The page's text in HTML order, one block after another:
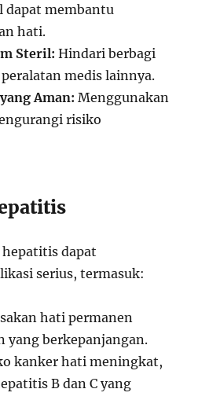
dapat membantu
hati.
Steril: Hindari berbagi
medis lainnya.
Aman: Menggunakan
risiko
dapat
serius, termasuk:
hati permanen
yang berkepanjangan.
kanker hati meningkat,
B dan C yang